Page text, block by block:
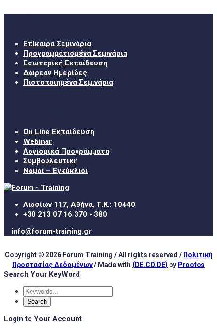
Επίκαιρα Σεμινάρια
Προγραμματισμένα Σεμινάρια
Εσωτερική Εκπαίδευση
Δωρεάν Ημερίδες
Πιστοποιημένα Σεμινάρια
On Line Εκπαίδευση
Webinar
Λογισμικά Προγράμματα
Συμβουλευτική
Νόμοι – Εγκύκλιοι
Λιοσίων 117, Αθήνα, Τ.Κ.: 10440
+30 213 07 16 370 - 380
info@forum-training.gr
Copyright © 2026 Forum Training / All rights reserved / Πολιτική
Προστασίας Δεδομένων/ Made with {DE.CO.DE} by Prootos
Search Your KeyWord
Login to Your Account